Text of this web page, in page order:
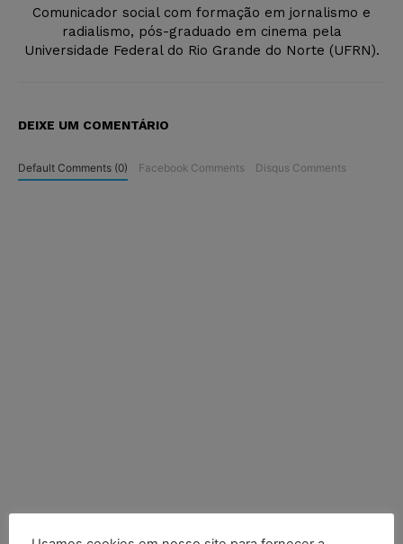
Comunicador social com formação em jornalismo e
radialismo, pós-graduado em cinema pela
Universidade Federal do Rio Grande do Norte (UFRN).
DEIXE UM COMENTÁRIO
Default Comments (0) Facebook Comments Disqus Comments